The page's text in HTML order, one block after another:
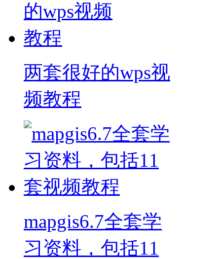
两套很好的wps视
频教程
mapgis6.7全套学
习资料，包括11